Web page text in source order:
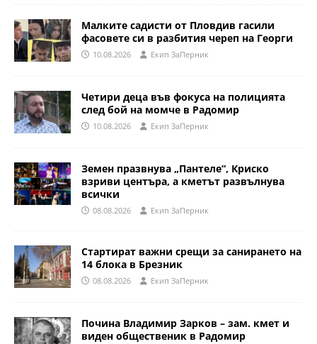
Малките садисти от Пловдив гасили
фасовете си в разбития череп на Георги
10.08.2026 Eкип ЗаПерник
Четири деца във фокуса на полицията
след бой на момче в Радомир
10.08.2026 Eкип ЗаПерник
Земен празвнува „Пантеле“, Криско
взриви центъра, а кметът развълнува
всички
08.08.2026 Eкип ЗаПерник
Стартират важни срещи за санирането на
14 блока в Брезник
08.08.2026 Eкип ЗаПерник
Почина Владимир Зарков – зам. кмет и
виден общественик в Радомир